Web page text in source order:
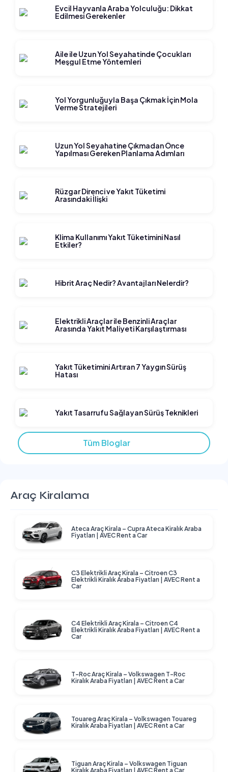
Evcil Hayvanla Araba Yolculuğu: Dikkat
Edilmesi Gerekenler
Aile ile Uzun Yol Seyahatinde Çocukları
Meşgul Etme Yöntemleri
Yol Yorgunluğuyla Başa Çıkmak İçin Mola
Verme Stratejileri
Uzun Yol Seyahatine Çıkmadan Önce
Yapılması Gereken Planlama Adımları
Rüzgar Direnci ve Yakıt Tüketimi
Arasındaki İlişki
Klima Kullanımı Yakıt Tüketimini Nasıl
Etkiler?
Hibrit Araç Nedir? Avantajları Nelerdir?
Elektrikli Araçlar ile Benzinli Araçlar
Arasında Yakıt Maliyeti Karşılaştırması
Yakıt Tüketimini Artıran 7 Yaygın Sürüş
Hatası
Yakıt Tasarrufu Sağlayan Sürüş Teknikleri
Tüm Bloglar
Araç Kiralama
Ateca Araç Kirala – Cupra Ateca Kiralık Araba
Fiyatları | AVEC Rent a Car
C3 Elektrikli Araç Kirala – Citroen C3
Elektrikli Kiralık Araba Fiyatları | AVEC Rent a
Car
C4 Elektrikli Araç Kirala – Citroen C4
Elektrikli Kiralık Araba Fiyatları | AVEC Rent a
Car
T-Roc Araç Kirala – Volkswagen T-Roc
Kiralık Araba Fiyatları | AVEC Rent a Car
Touareg Araç Kirala – Volkswagen Touareg
Kiralık Araba Fiyatları | AVEC Rent a Car
Tiguan Araç Kirala – Volkswagen Tiguan
Kiralık Araba Fiyatları | AVEC Rent a Car